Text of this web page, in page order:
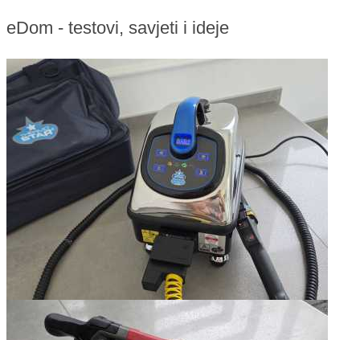
eDom - testovi, savjeti i ideje